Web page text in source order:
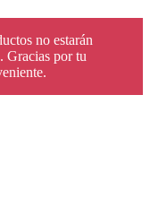
no estarán
Gracias por tu